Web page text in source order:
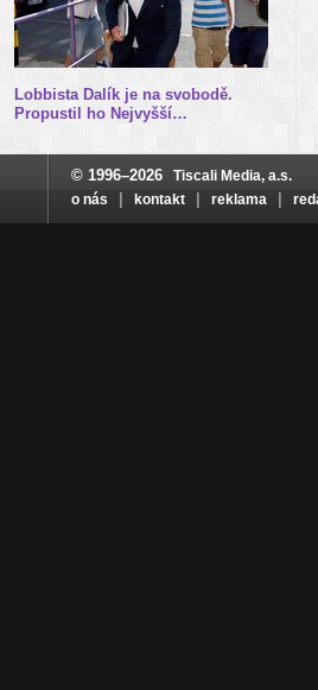
Lobbista Dalík je na svobodě.
Propustil ho Nejvyšší…
© 1996–2026
Tiscali Media, a.s.
o nás
kontakt reklama